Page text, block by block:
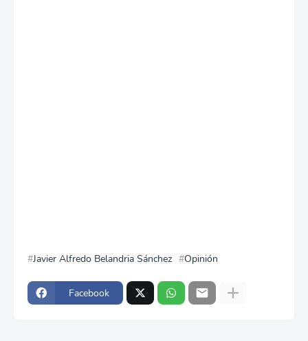
Javier Alfredo Belandria Sánchez Opinión
Facebook